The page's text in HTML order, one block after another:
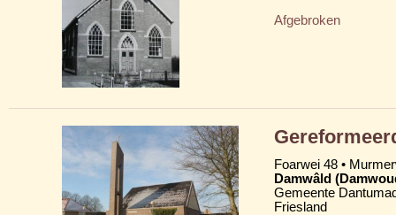
Afgebroken
Foarwei 48 •
Damwâld
Gemeente
Friesland